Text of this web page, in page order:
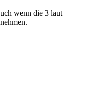
wenn die 3 laut